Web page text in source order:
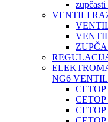
VENTILI
NG6